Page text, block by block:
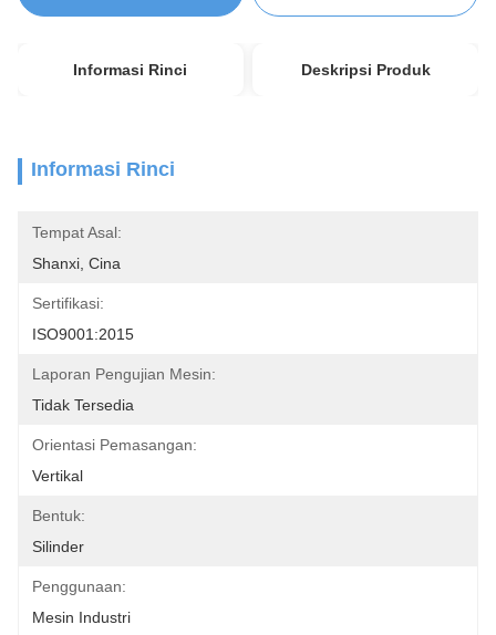
Informasi Rinci Deskripsi Produk
Informasi Rinci
Tempat Asal:
Shanxi, Cina
Sertifikasi:
ISO9001:2015
Laporan Pengujian Mesin:
Tidak Tersedia
Orientasi Pemasangan:
Vertikal
Bentuk:
Silinder
Penggunaan:
Mesin Industri